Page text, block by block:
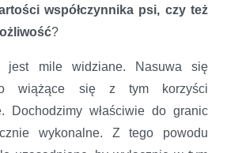
współczynnika psi, czy też
?
jest mile widziane. Nasuwa się
wiążące się z tym korzyści
Dochodzimy właściwie do granic
wykonalne. Z tego powodu